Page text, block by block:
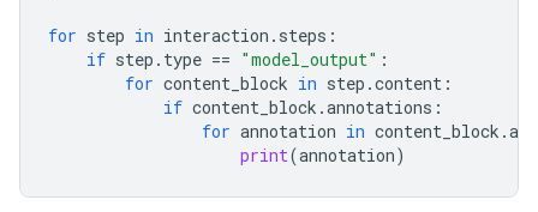
for step in interaction . steps :
if step . type == "model_output" :
for content_block in step .content :
if content_block .annotations :
for annotation in content_block .
print(annotation)